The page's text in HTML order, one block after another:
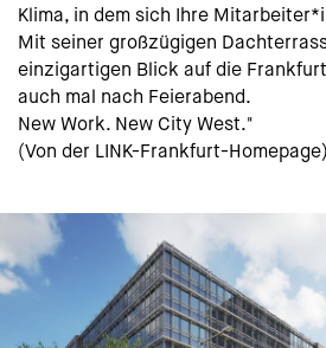
Klima, in dem sich Ihre
Mit seiner großzügigen
einzigartigen Blick auf die
auch mal nach Feierabend.
New Work. New City West."
(Von der LINK-Frankfurt-Homepage)